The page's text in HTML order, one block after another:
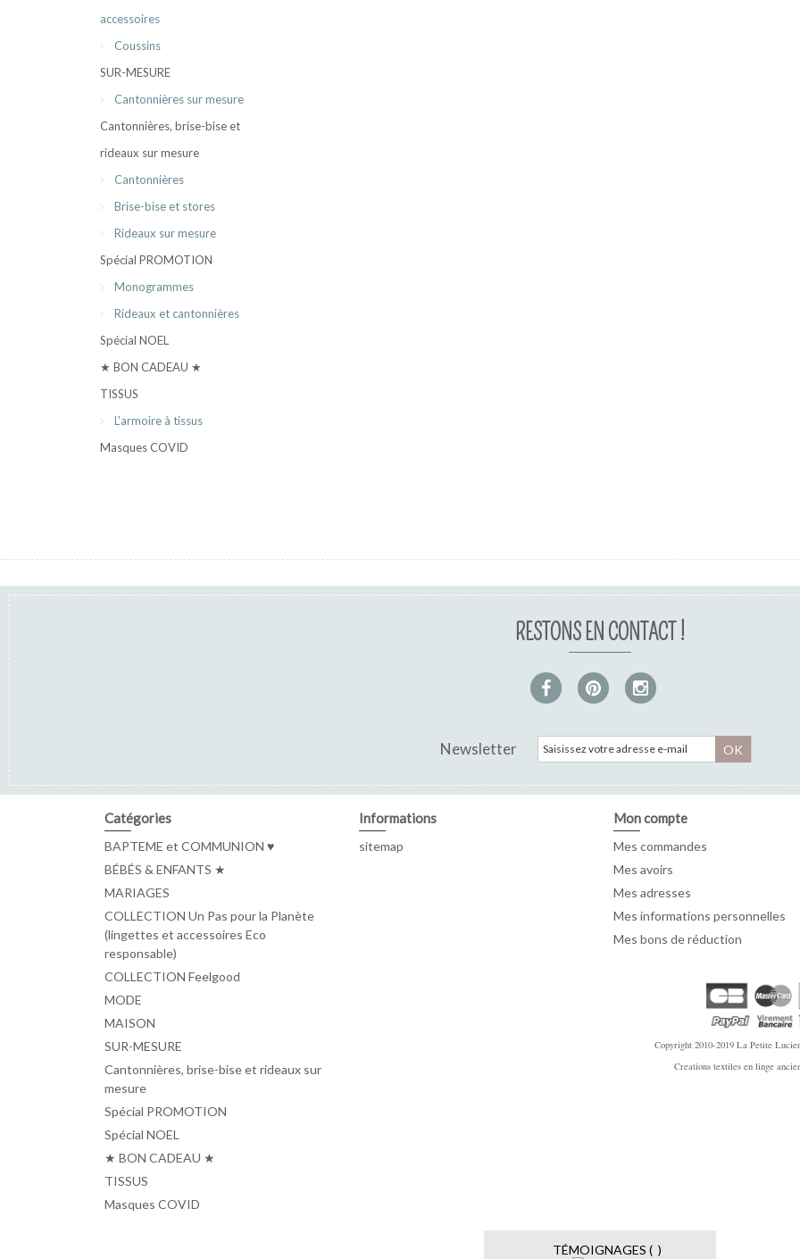
accessoires
Coussins
SUR-MESURE
Cantonnières sur mesure
Cantonnières, brise-bise et
rideaux sur mesure
Cantonnières
Brise-bise et stores
Rideaux sur mesure
Spécial PROMOTION
Monogrammes
Rideaux et cantonnières
Spécial NOEL
★ BON CADEAU ★
TISSUS
L'armoire à tissus
Masques COVID
RESTONS EN CONTACT !
Newsletter OK
Catégories
BAPTEME et COMMUNION ♥
BÉBÉS & ENFANTS ★
MARIAGES
COLLECTION Un Pas pour la Planète
(lingettes et accessoires Eco
responsable)
COLLECTION Feelgood
MODE
MAISON
SUR-MESURE
Cantonnières, brise-bise et rideaux sur
mesure
Spécial PROMOTION
Spécial NOEL
★ BON CADEAU ★
TISSUS
Masques COVID
Informations
sitemap
Mon compte
Mes commandes
Mes avoirs
Mes adresses
Mes informations personnelles
Mes bons de réduction
Copyright 2010-2019 La Petite
Creations textiles en linge
TÉMOIGNAGES ( )